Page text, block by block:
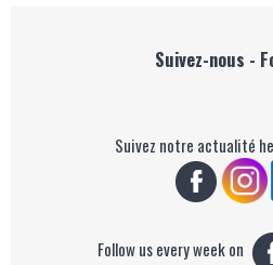
Suivez-nous -
Suivez notre actualité
Follow us every week on